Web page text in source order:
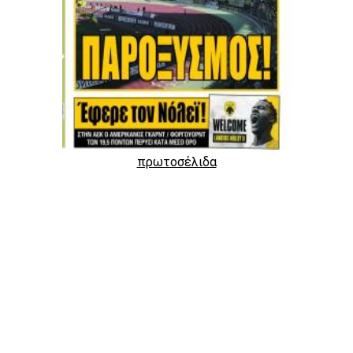
πρωτοσέλιδα